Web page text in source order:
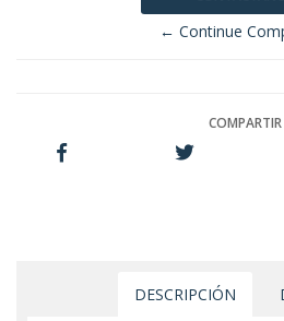
← Continue
COMPARTIR
DESCRIPCIÓN